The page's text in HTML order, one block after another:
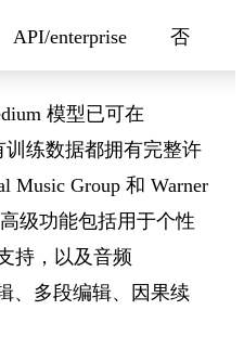
API/enterprise 否
模型已可在
训练数据都拥有完整许
Music Group 和 Warner
级功能包括用于个性
持，以及音频
、多段编辑、因果续